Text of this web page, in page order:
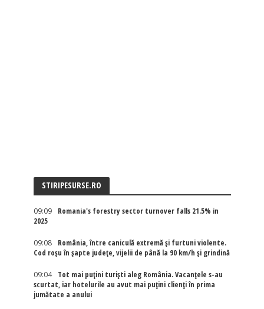
STIRIPESURSE.RO
09:09
Romania's forestry sector turnover falls 21.5% in
2025
09:08
România, între caniculă extremă și furtuni violente.
Cod roșu în șapte județe, vijelii de până la 90 km/h și grindină
09:04
Tot mai puțini turiști aleg România. Vacanțele s-au
scurtat, iar hotelurile au avut mai puțini clienți în prima
jumătate a anului